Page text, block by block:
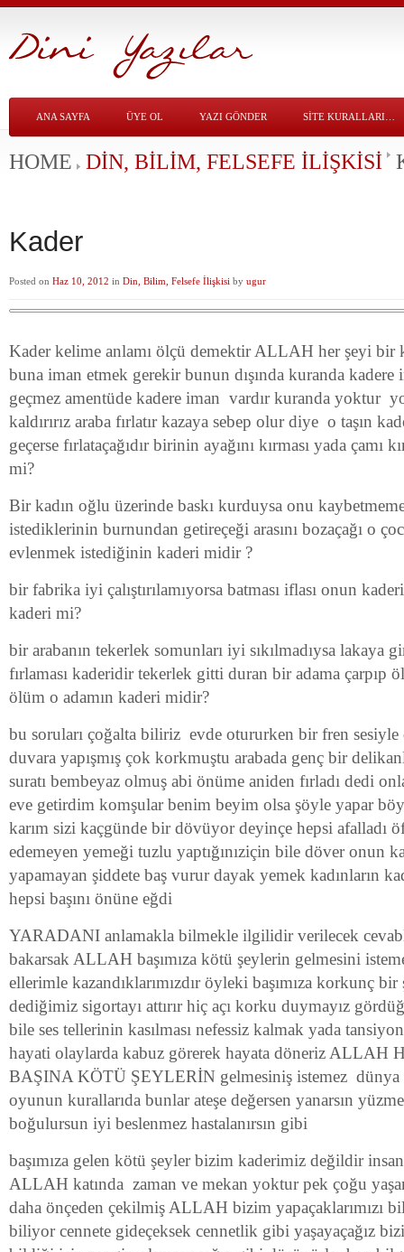
ANA SAYFA ÜYE OL YAZI GÖNDER SITE KURALLARI…
HOME DIN, BILIM, FELSEFE İLIŞKISI
Kader
Posted on Haz 10, 2012 in Din, Bilim, Felsefe İlişkisi by ugur
Kader kelime anlamı ölçü demektir ALLAH her şeyi bir
buna iman etmek gerekir bunun dışında kuranda
geçmez amentüde kadere iman vardır kuranda yoktur
kaldırırız araba fırlatır kazaya sebep olur diye o taşın
geçerse fırlataçağıdır birinin ayağını kırması yada çamı
mi?
Bir kadın oğlu üzerinde baskı kurduysa onu
istediklerinin burnundan getireçeği arasını bozaçağı o
evlenmek istediğinin kaderi midir ?
bir fabrika iyi çalıştırılamıyorsa batması iflası onun
kaderi mi?
bir arabanın tekerlek somunları iyi sıkılmadıysa lakaya
fırlaması kaderidir tekerlek gitti duran bir adama çarpıp
ölüm o adamın kaderi midir?
bu soruları çoğalta biliriz evde otururken bir fren sesiyle
duvara yapışmış çok korkmuştu arabada genç bir
suratı bembeyaz olmuş abi önüme aniden fırladı dedi
eve getirdim komşular benim beyim olsa şöyle yapar
karım sizi kaçgünde bir dövüyor deyinçe hepsi afalladı
edemeyen yemeği tuzlu yaptığınıziçin bile döver onun
yapamayan şiddete baş vurur dayak yemek kadınların
hepsi başını önüne eğdi
YARADANI anlamakla bilmekle ilgilidir verilecek
bakarsak ALLAH başımıza kötü şeylerin gelmesini
ellerimle kazandıklarımızdır öyleki başımıza korkunç
dediğimiz sigortayı attırır hiç açı korku duymayız
bile ses tellerinin kasılması nefessiz kalmak yada
hayati olaylarda kabuz görerek hayata döneriz
BAŞINA KÖTÜ ŞEYLERİN gelmesiniş istemez dünya
oyunun kurallarıda bunlar ateşe değersen yanarsın
boğulursun iyi beslenmez hastalanırsın gibi
başımıza gelen kötü şeyler bizim kaderimiz değildir
ALLAH katında zaman ve mekan yoktur pek çoğu
daha önçeden çekilmiş ALLAH bizim yapaçaklarımızı
biliyor cennete gideçeksek cennetlik gibi yaşayaçağız